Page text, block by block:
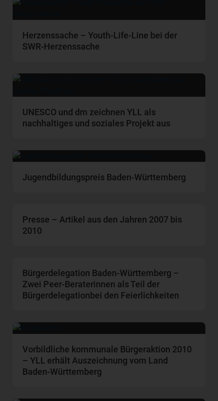
Herzenssache – Youth-Life-Line bei der
SWR-Herzenssache
UNESCO und dm zeichnen YLL als
nachhaltiges und soziales Projekt aus
Jugendbildungspreis Baden-Württemberg
Presse – Artikel aus den Jahren 2007 bis
2010
Bürgerdelegation Baden-Württemberg –
Zwei Peer-Beraterinnen als Teil der
Bürgerdelegationbei den Feierlichkeiten
Vorbildliche kommunale Bürgeraktion 2010
– YLL erhält Auszeichnung vom Land
Baden-Württemberg